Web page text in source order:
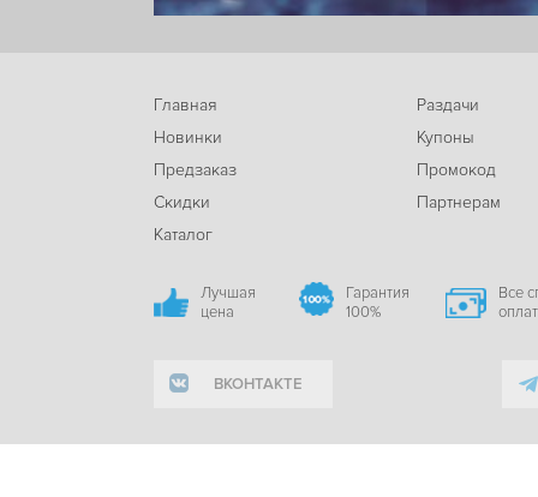
Главная
Новинки
Предзаказ
Скидки
Каталог
Раздачи
Купоны
Промокод
Партнерам
Лучшая
цена
Гарантия
100%
Все
ВКОНТАКТЕ